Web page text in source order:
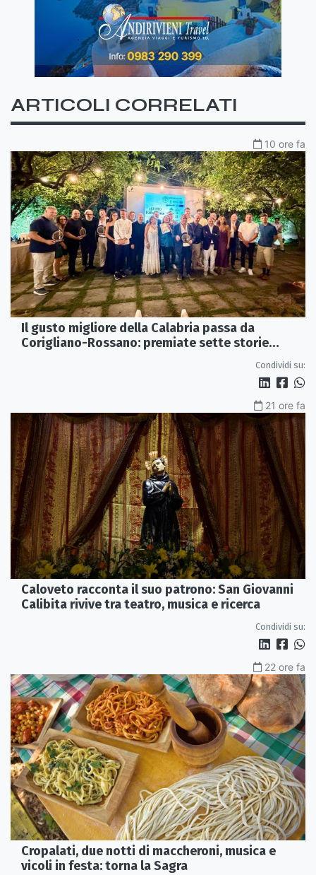
ARTICOLI CORRELATI
10 ore fa
Il gusto migliore della Calabria passa da
Corigliano-Rossano: premiate sette storie
Condividi su:
21 ore fa
Caloveto racconta il suo patrono: San Giovanni
Calibita rivive tra teatro, musica e ricerca
Condividi su:
22 ore fa
Cropalati, due notti di maccheroni, musica e
vicoli in festa: torna la Sagra